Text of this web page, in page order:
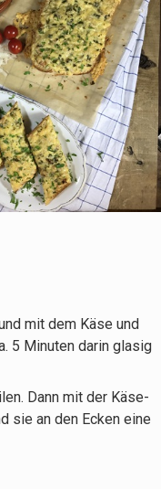
mit dem Käse und
5 Minuten darin glasig
Dann mit der Käse-
sie an den Ecken eine